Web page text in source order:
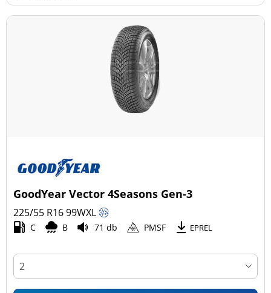
GoodYear Vector 4Seasons Gen-3
225/55 R1699WXL
C B 71 db PMSF EPREL